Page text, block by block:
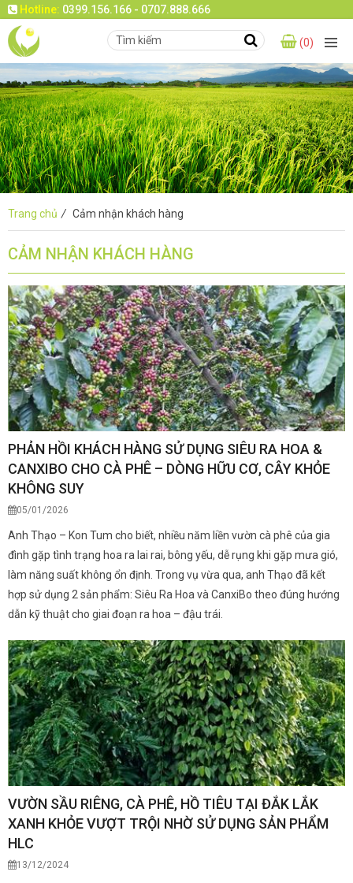
Hotline: 0399.156.166 - 0707.888.666
(0)
Trang chủ / Cảm nhận khách hàng
CẢM NHẬN KHÁCH HÀNG
PHẢN HỒI KHÁCH HÀNG SỬ DỤNG SIÊU RA HOA &
CANXIBO CHO CÀ PHÊ – DÒNG HỮU CƠ, CÂY KHỎE
KHÔNG SUY
05/01/2026
Anh Thạo – Kon Tum cho biết, nhiều năm liền vườn cà phê của gia
đình gặp tình trạng hoa ra lai rai, bông yếu, dễ rụng khi gặp mưa gió,
làm năng suất không ổn định. Trong vụ vừa qua, anh Thạo đã kết
hợp sử dụng 2 sản phẩm: Siêu Ra Hoa và CanxiBo theo đúng hướng
dẫn kỹ thuật cho giai đoạn ra hoa – đậu trái.
VƯỜN SẦU RIÊNG, CÀ PHÊ, HỒ TIÊU TẠI ĐẮK LẮK
XANH KHỎE VƯỢT TRỘI NHỜ SỬ DỤNG SẢN PHẨM
HLC
13/12/2024